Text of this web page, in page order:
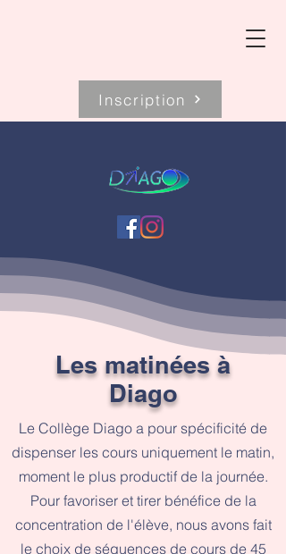
Inscription
Les matinées à
Diago
Le Collège Diago a pour spécificité de
dispenser les cours uniquement le matin,
moment le plus productif de la journée.
Pour favoriser et tirer bénéfice de la
concentration de l'élève, nous avons fait
le choix de séquences de cours de 45